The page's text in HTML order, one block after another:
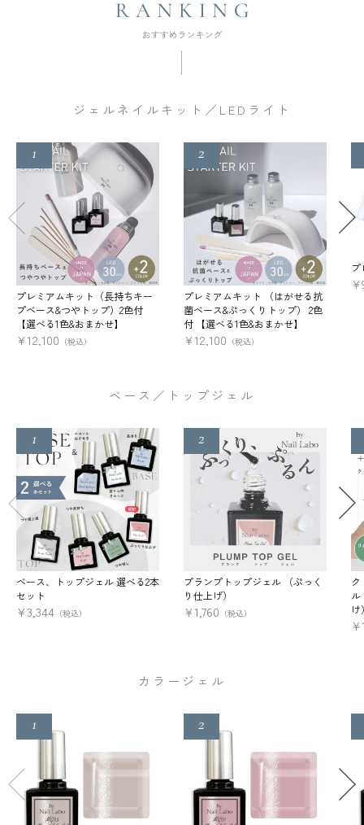
ジェルネイルキット／LEDライト
プレミアムキット（長持ちキー
プベース&つやトップ）2色付
【選べる1色&おまかせ】
¥12,100 （税込）
プレミアムキット （はがせる抗
菌ベース&ぷっくりトップ） 2色
付 【選べる1色&おまかせ】
¥12,100 （税込）
¥
ベース／トップジェル
ベース、トップジェル 選べる2本
セット
¥3,344 （税込）
プランプトップジェル （ぷっく
り仕上げ）
¥1,760 （税込）
ル
け
¥
カラージェル